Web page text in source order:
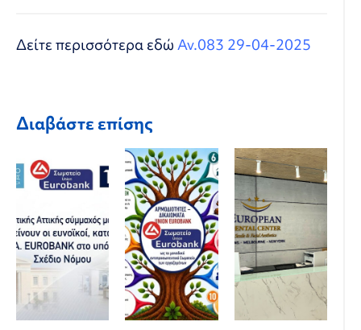
Δείτε περισσότερα εδώ Αν.083 29-04-2025
Διαβάστε επίσης